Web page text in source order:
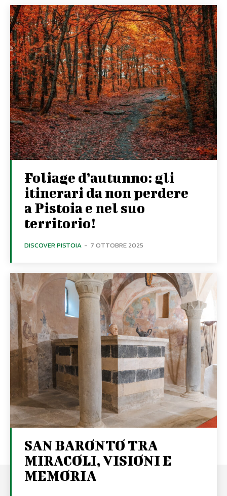
Foliage d’autunno: gli
itinerari da non perdere
a Pistoia e nel suo
territorio!
DISCOVER PISTOIA - 7 OTTOBRE 2025
SAN BARONTO TRA
MIRACOLI, VISIONI E
MEMORIA